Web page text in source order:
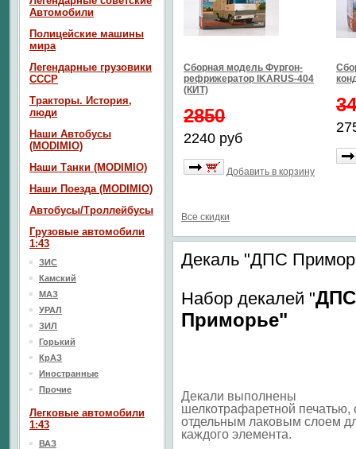
Сборная модель Фургон-
рефрижератор IKARUS-404
(КИТ)
2850
2240 руб
Добавить в корзину
Все скидки
Декаль "ДПС
Набор декалей "
Приморье"
Декали выполнены
шелкотрафаретной печатью,
отдельным лаковым слоем
каждого элемента.
Автомобили
Полицейские машины
мира
Легендарные грузовики
СССР
Тракторы. История,
люди
Наши Автобусы
(MODIMIO)
Наши Танки (MODIMIO)
Наши Поезда (MODIMIO)
Автобусы/Троллейбусы
Грузовые автомобили
1:43
ЗИС
Камский
МАЗ
УРАЛ
ЗИЛ
Горький
КрАЗ
Иностранные
Прочие
Легковые автомобили
1:43
ВАЗ